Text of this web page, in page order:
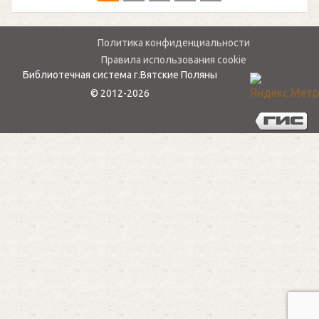
Политика конфиденциальности
Правила использования cookie